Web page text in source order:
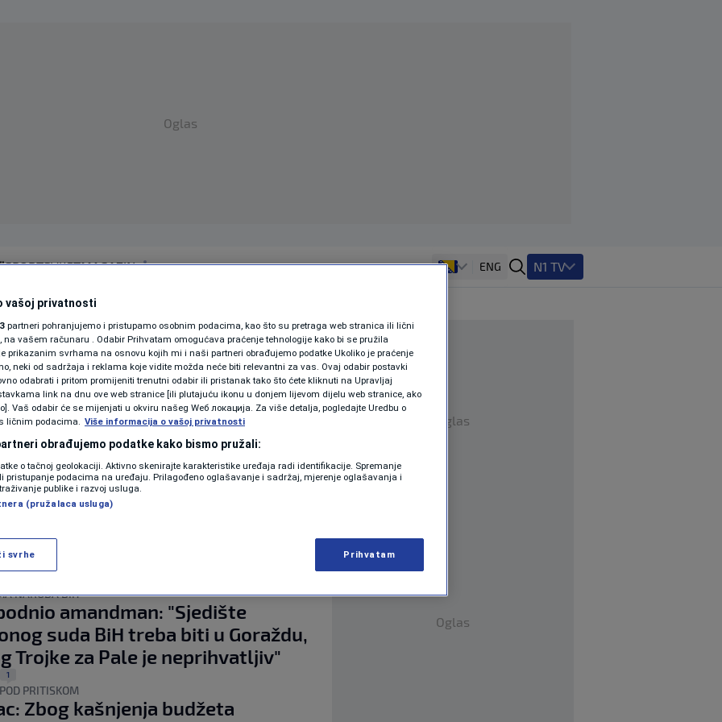
Oglas
SPORTSVIJETMAGAZIN
SHOWBIZ
KOLUMNE
N1 SPECIJAL
FOTO
PROMO
ENG N1 TV
susjeda i zloupotreba
Konaković i Mehmedović
poruke o zastupljenosti u
BiH
0
SARAJEVU
i hitna i redovna sjednica:
BiH u ponedjeljak odlučuje o
i izmjenama dva zakona
NARODA BIH
amandman: "Sjedište
suda BiH treba biti u Goraždu,
Trojke za Pale je neprihvatljiv"
1
PRITISKOM
Zbog kašnjenja budžeta
Oglas
Oglas
vašoj privatnosti
partneri pohranjujemo i pristupamo osobnim podacima, kao što su pretraga web stranica ili lični
na vašem računaru . Odabir Prihvatam omogućava praćenje tehnologije kako bi se pružila
prikazanim svrhama na osnovu kojih mi i naši partneri obrađujemo podatke Ukoliko je praćenje
neki od sadržaja i reklama koje vidite možda neće biti relevantni za vas. Ovaj odabir postavki
odabrati i pritom promijeniti trenutni odabir ili pristanak tako što ćete kliknuti na Upravljaj
link na dnu ove web stranice [ili plutajuću ikonu u donjem lijevom dijelu web stranice, ako
Vaš odabir će se mijenjati u okviru našeg Wеб локација. Za više detalja, pogledajte Uredbu o
ličnim podacima.
Više informacija o vašoj privatnosti
obrađujemo podatke kako bismo pružali:
o tačnoj geolokaciji. Aktivno skenirajte karakteristike uređaja radi identifikacije. Spremanje
pristupanje podacima na uređaju. Prilagođeno oglašavanje i sadržaj, mjerenje oglašavanja i
publike i razvoj usluga.
(pružalaca usluga)
svrhe Prihvatam